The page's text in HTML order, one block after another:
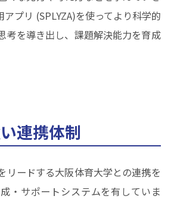
アプリ (SPLYZA)を使ってより科学的
考を導き出し、課題解決能力を育成
連携体制
リードする大阪体育大学との連携を
・サポートシステムを有していま